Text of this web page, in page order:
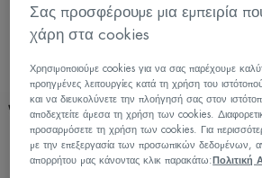
Vita4you
Σας προσφέρουμε μια εμπειρία
χάρη στα cookies
Χρησιμοποιούμε cookies για να σας παρέχουμε
προηγμένες λειτουργίες κατά τη χρήση του
και να διευκολύνετε την πλοήγησή σας στον
αποδεχτείτε άμεσα τη χρήση των cookies.
προσαρμόσετε τη χρήση των cookies. Για
με την επεξεργασία των προσωπικών δεδομένων,
απορρήτου μας κάνοντας κλικ παρακάτω: Πολιτική